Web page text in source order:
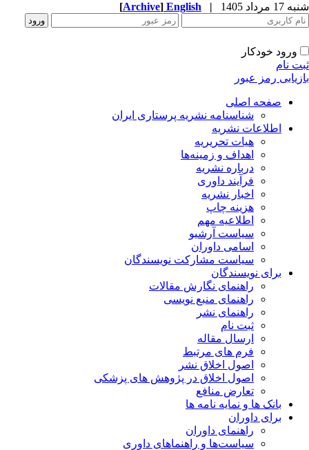
مرداد 1405 |
English
[Archive]
ورود خودکار
نام
رمز عبور
صفحه اصلی
شناسنامه نشریه پرستاری ایران
اطلاعات نشریه
هیات تحریریه
اهداف و زمینه‌ها
درباره نشریه
فرآیند داوری
اخبار نشریه
هزینه چاپ
اطلاعیه مهم
سیاست آرشیو
اسامی داوران
سیاست مشارکت نویسندگان
برای نویسندگان
راهنمای نگارش مقالات
راهنمای منبع نویسی
راهنمای نشر
ثبت نام
ارسال مقاله
فرم های مرتبط
اصول اخلاق نشر
اصول اخلاق در پژوهش های پزشکی
تعارض منافع
بانک ها و نمایه نامه ها
برای داوران
راهنمای داوران
سیاست‌ها و راهنماهای داوری